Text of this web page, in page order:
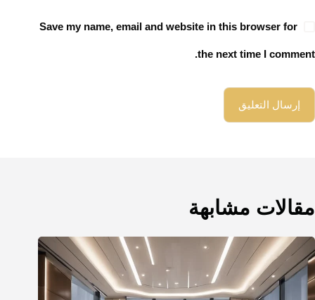
Save my name, email and website in this browser for
the next time I comment.
إرسال التعليق
مقالات مشابهة